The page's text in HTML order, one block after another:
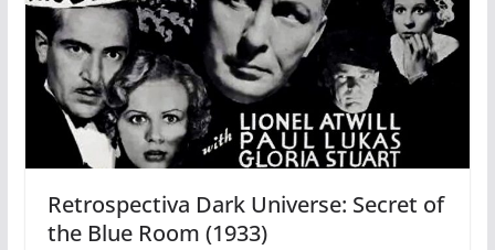
Retrospectiva Dark Universe: Secret of
the Blue Room (1933)